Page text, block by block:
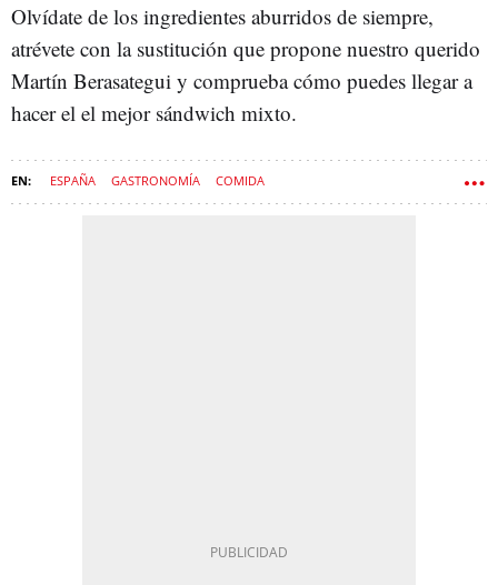
Olvídate de los ingredientes aburridos de siempre,
atrévete con la sustitución que propone nuestro querido
Martín Berasategui y comprueba cómo puedes llegar a
hacer el el mejor sándwich mixto.
ESPAÑA GASTRONOMÍA COMIDA